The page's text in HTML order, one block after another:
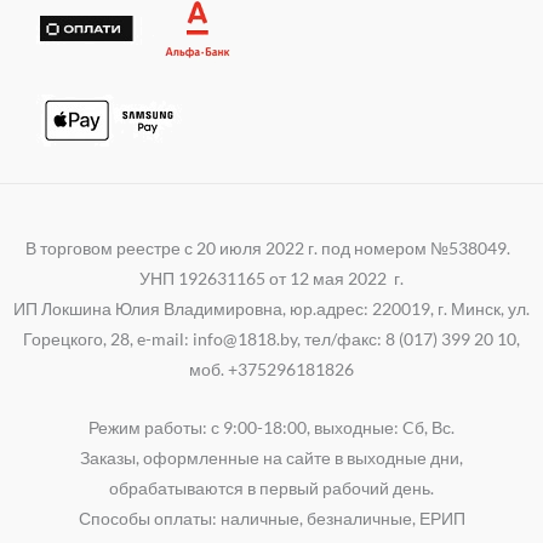
В торговом реестре с 20 июля 2022 г. под номером №538049.
УНП 192631165 от 12 мая 2022 г.
ИП Локшина Юлия Владимировна, юр.адрес: 220019, г. Минск, ул.
Горецкого, 28, e-mail: info@1818.by, тел/факс: 8 (017) 399 20 10,
моб. +375296181826
Режим работы: с 9:00-18:00, выходные: Cб, Вс.
Заказы, оформленные на сайте в выходные дни,
обрабатываются в первый рабочий день.
Способы оплаты: наличные, безналичные, ЕРИП